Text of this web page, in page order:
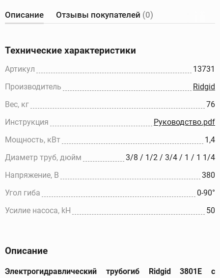
Описание Отзывы покупателей (0)
Технические характеристики
Артикул
13731
Производитель
Ridgid
Вес, кг
76
Инструкция
Руководство.pdf
Мощность, кВт
1,4
Диаметр труб, дюйм
3/8 / 1/2 / 3/4 / 1 / 1 1/4
Напряжение, В
380
Угол гиба
0-90°
Усилие насоса, kH
50
Описание
Электрогидравлический трубогиб Ridgid 3801E с